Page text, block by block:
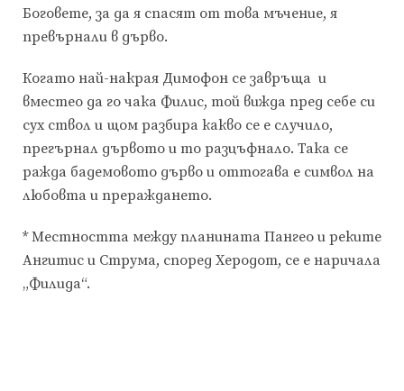
Боговете, за да я спасят от това мъчение, я
превърнали в дърво.
Когато най-накрая Димофон се завръща и
вместео да го чака Филис, той вижда пред себе си
сух ствол и щом разбира какво се е случило,
прегърнал дървото и то разцъфнало. Така се
ражда бадемовото дърво и оттогава е символ на
любовта и прераждането.
* Местността между планината Пангео и реките
Ангитис и Струма, според Херодот, се е наричала
„Филида“.